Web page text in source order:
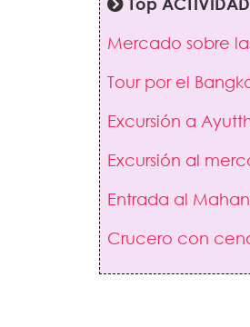
Mercado sobre
Tour por el
Excursión a
Excursión al
Entrada al
Crucero con